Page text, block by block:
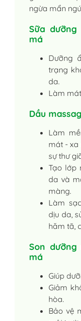
ngừa mẩn
Sữa
má
Dưỡng
trạng
da.
Làm
Dầu
Làm
mát - xa
sự thư
Tạo lớp
da và
màng.
Làm
dịu da,
hăm tã,
Son dưỡng
má
Giúp
Giảm
hòa.
Bảo vệ